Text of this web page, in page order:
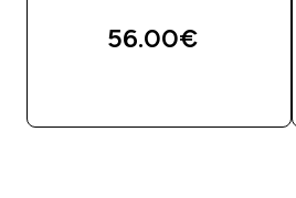
56.00€‎